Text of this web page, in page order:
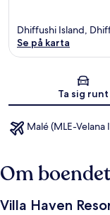
Dhiffushi Island,
Se på karta
Ta sig runt
Malé (MLE-Velana
Om boendet
Villa Haven